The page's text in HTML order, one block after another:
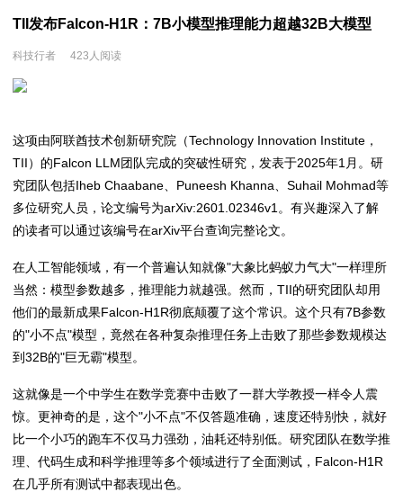
TII发布Falcon-H1R：7B小模型推理能力超越32B大模型
科技行者 423人阅读
这项由阿联酋技术创新研究院（Technology Innovation Institute，
TII）的Falcon LLM团队完成的突破性研究，发表于2025年1月。研
究团队包括Iheb Chaabane、Puneesh Khanna、Suhail Mohmad等
多位研究人员，论文编号为arXiv:2601.02346v1。有兴趣深入了解
的读者可以通过该编号在arXiv平台查询完整论文。
在人工智能领域，有一个普遍认知就像"大象比蚂蚁力气大"一样理所
当然：模型参数越多，推理能力就越强。然而，TII的研究团队却用
他们的最新成果Falcon-H1R彻底颠覆了这个常识。这个只有7B参数
的"小不点"模型，竟然在各种复杂推理任务上击败了那些参数规模达
到32B的"巨无霸"模型。
这就像是一个中学生在数学竞赛中击败了一群大学教授一样令人震
惊。更神奇的是，这个"小不点"不仅答题准确，速度还特别快，就好
比一个小巧的跑车不仅马力强劲，油耗还特别低。研究团队在数学推
理、代码生成和科学推理等多个领域进行了全面测试，Falcon-H1R
在几乎所有测试中都表现出色。